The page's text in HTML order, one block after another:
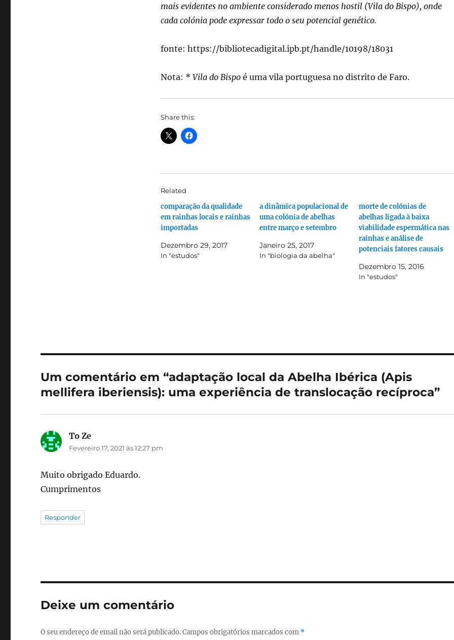
mais evidentes no ambiente considerado menos hostil (Vila do Bispo), onde
cada colónia pode expressar todo o seu potencial genético.
fonte: https://bibliotecadigital.ipb.pt/handle/10198/18031
Nota: * Vila do Bispoé uma vila portuguesa no distrito de Faro.
Share this:
Related
comparação da qualidade
em rainhas locais e rainhas
importadas
Dezembro 29, 2017
In "estudos"
a dinâmica populacional de
uma colónia de abelhas
entre março e setembro
Janeiro 25, 2017
In "biologia da abelha"
morte de colónias de
abelhas ligada à baixa
viabilidade espermática nas
rainhas e análise de
potenciais fatores causais
Dezembro 15, 2016
In "estudos"
Um comentário em “adaptação local da Abelha Ibérica (Apis
mellifera iberiensis): uma experiência de translocação recíproca”
To Ze
Fevereiro 17, 2021 às 12:27 pm
Muito obrigado Eduardo.
Cumprimentos
Responder
Deixe um comentário
O seu endereço de email não será publicado.Campos obrigatórios marcados com *